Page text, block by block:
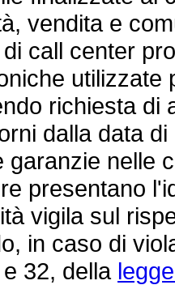
vendita e
call center
richiesta di
dalla data
garanzie nelle
presentano
vigila sul
in caso di
32, della